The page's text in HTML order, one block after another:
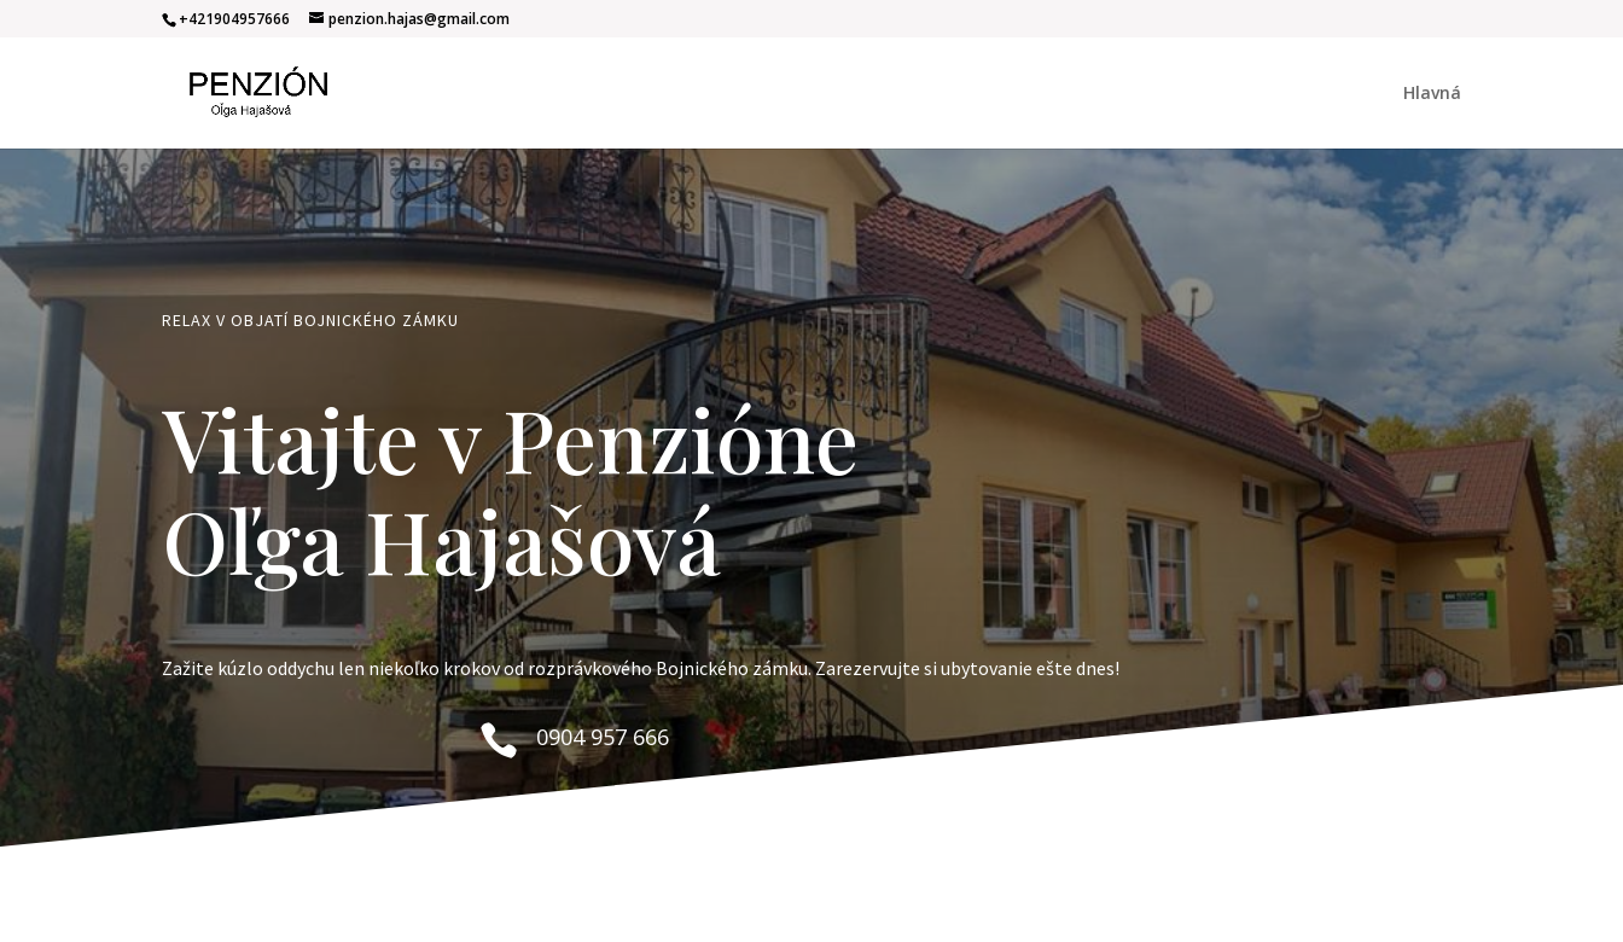
+421904957666 penzion.hajas@gmail.com
Hlavná
RELAX V OBJATÍ BOJNICKÉHO ZÁMKU
Vitajte v Penzióne
Oľga Hajašová
Zažite kúzlo oddychu len niekoľko krokov od rozprávkového Bojnického zámku. Zarezervujte si ubytovanie ešte dnes!
 0904 957 666